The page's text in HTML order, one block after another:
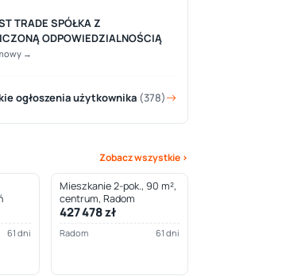
TRADE SPÓŁKA Z
ODPOWIEDZIALNOŚCIĄ
→
ogłoszenia użytkownika (378)
Zobacz wszystkie ›
61 dni
Mieszkanie 2-pok., 90 m²,
centrum, Radom
427 478 zł
Radom 61 dni